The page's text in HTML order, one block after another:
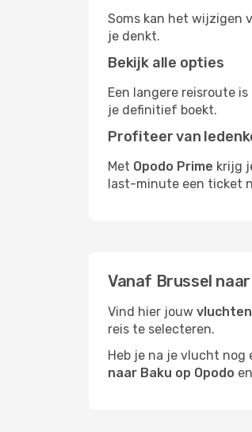
Soms kan het wijzigen
je denkt.
Bekijk alle opties
Een langere reisroute
je definitief boekt.
Profiteer van
Met Opodo Prime krijg
last-minute een ticket
Vanaf Brussel
Vind hier jouw
reis te selecteren.
Heb je na je vlucht nog
naar Baku op Opodo